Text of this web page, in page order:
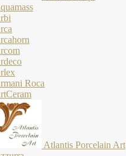
Roca
Atlantis Porcelain Art